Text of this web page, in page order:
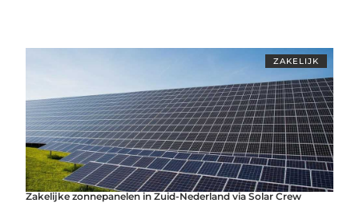
ZAKELIJK
Zakelijke zonnepanelen in Zuid-Nederland via Solar Crew